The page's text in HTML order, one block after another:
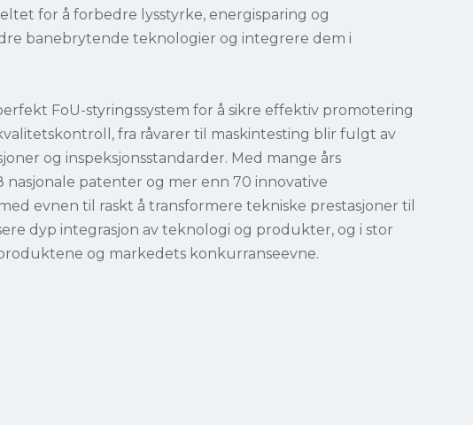
for å forbedre lysstyrke, energisparing og
banebrytende teknologier og integrere dem i
FoU-styringssystem for å sikre effektiv promotering
fra råvarer til maskintesting blir fulgt av
og inspeksjonsstandarder. Med mange års
nasjonale patenter og mer enn 70 innovative
evnen til raskt å transformere tekniske prestasjoner til
dyp integrasjon av teknologi og produkter, og i stor
og markedets konkurranseevne.